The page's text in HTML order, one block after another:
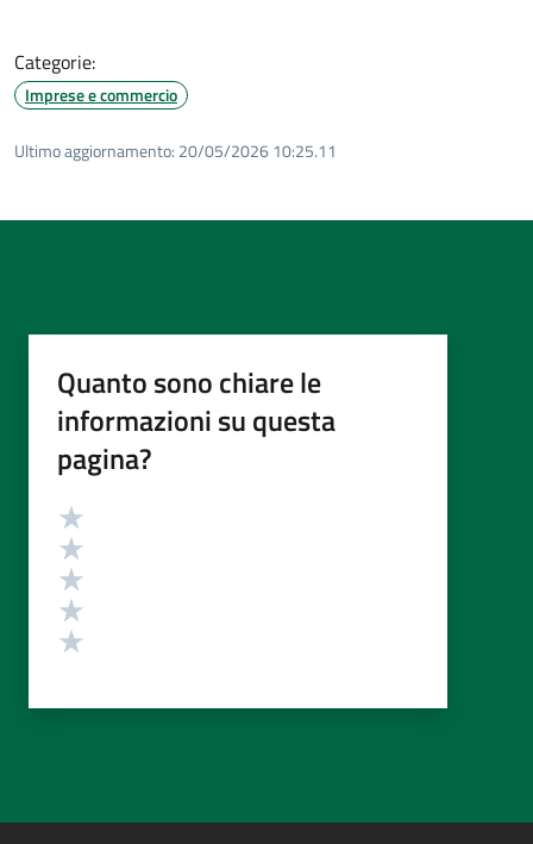
Categorie:
Imprese e commercio
Ultimo aggiornamento: 20/05/2026 10:25.11
Quanto sono chiare le
informazioni su questa
pagina?
Valutazione